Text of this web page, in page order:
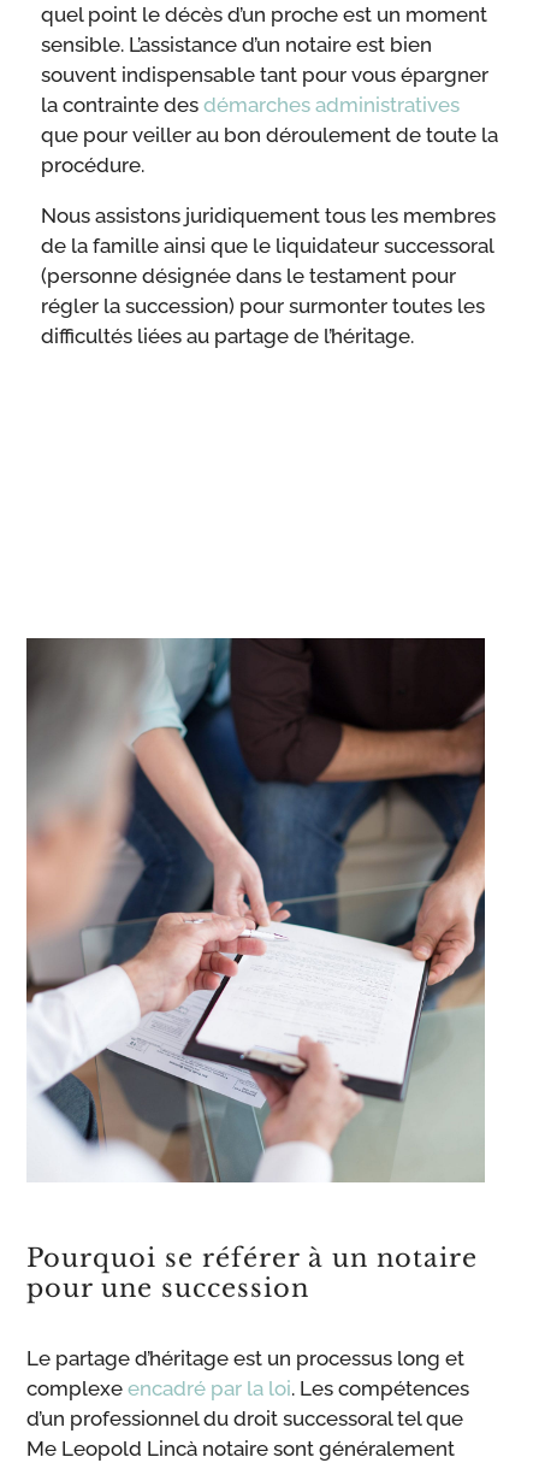
quel point le décès d’un proche est un moment
sensible. L’assistance d’un notaire est bien
souvent indispensable tant pour vous épargner
la contrainte des démarches administratives
que pour veiller au bon déroulement de toute la
procédure.
Nous assistons juridiquement tous les membres
de la famille ainsi que le liquidateur successoral
(personne désignée dans le testament pour
régler la succession) pour surmonter toutes les
difficultés liées au partage de l’héritage.
Pourquoi se référer à un notaire
pour une succession
Le partage d’héritage est un processus long et
complexeencadré par la loi. Les compétences
d’un professionnel du droit successoral tel que
Me Leopold Lincà notaire sont généralement